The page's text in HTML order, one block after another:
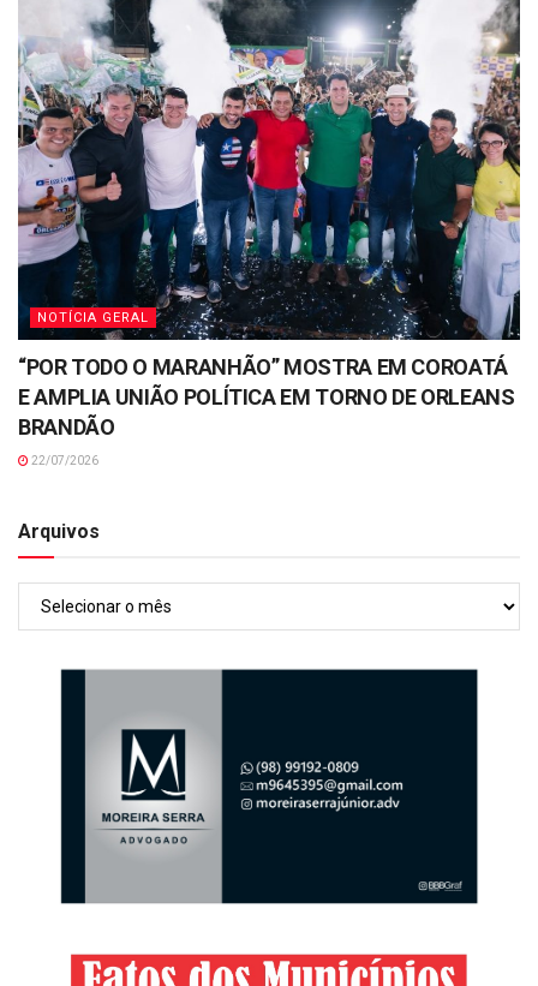
NOTÍCIA GERAL
“POR TODO O MARANHÃO” MOSTRA EM COROATÁ
E AMPLIA UNIÃO POLÍTICA EM TORNO DE ORLEANS
BRANDÃO
22/07/2026
Arquivos
Arquivos